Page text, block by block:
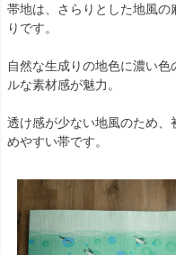
帯地は、さらりとした地風
りです。
自然な生成りの地色に濃い
ルな素材感が魅力。
透け感が少ない地風のため
めやすい帯です。